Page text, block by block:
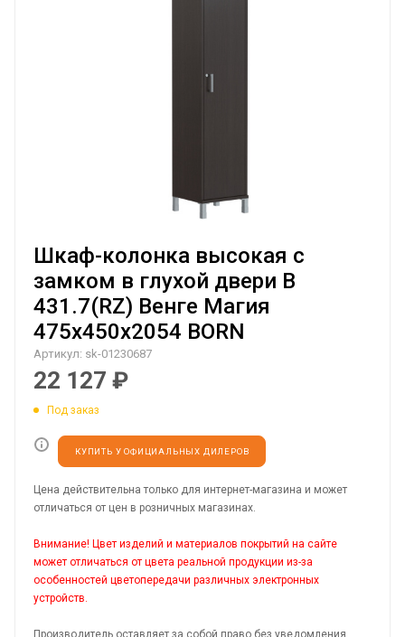
Шкаф-колонка высокая с
замком в глухой двери B
431.7(RZ) Венге Магия
475х450х2054 BORN
Артикул: sk-01230687
22 127 ₽
Под заказ
КУПИТЬ У ОФИЦИАЛЬНЫХ ДИЛЕРОВ
Цена действительна только для интернет-магазина и может
отличаться от цен в розничных магазинах.
Внимание! Цвет изделий и материалов покрытий на сайте
может отличаться от цвета реальной продукции из-за
особенностей цветопередачи различных электронных
устройств.
Производитель оставляет за собой право без уведомления